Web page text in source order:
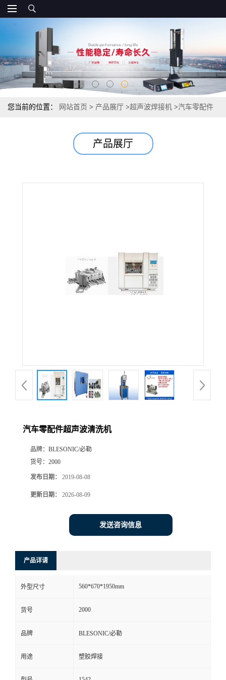
您当前的位置： 网站首页 > 产品展厅 >超声波焊接机 >汽车零配件
产品展厅
汽车零配件超声波清洗机
品牌： BLESONIC/必勒
货号： 2000
发布日期： 2019-08-08
更新日期： 2026-08-09
发送咨询信息
产品详请
外型尺寸 560*670*1950mm
货号 2000
品牌 BLESONIC/必勒
用途 塑胶焊接